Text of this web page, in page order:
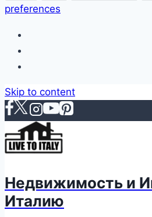
preferences
Skip to content
Недвижимость и
Италию